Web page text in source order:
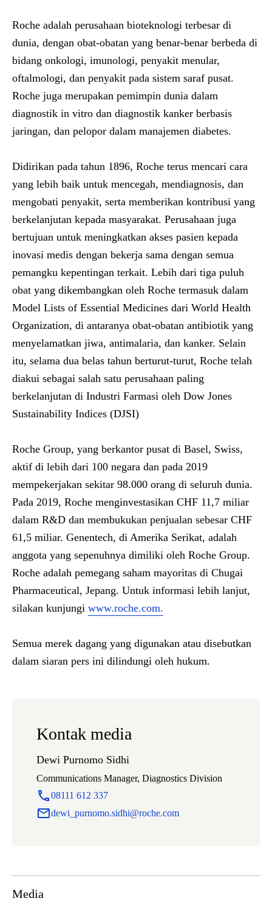
Roche adalah perusahaan bioteknologi terbesar di
dunia, dengan obat-obatan yang benar-benar berbeda di
bidang onkologi, imunologi, penyakit menular,
oftalmologi, dan penyakit pada sistem saraf pusat.
Roche juga merupakan pemimpin dunia dalam
diagnostik in vitro dan diagnostik kanker berbasis
jaringan, dan pelopor dalam manajemen diabetes.
Didirikan pada tahun 1896, Roche terus mencari cara
yang lebih baik untuk mencegah, mendiagnosis, dan
mengobati penyakit, serta memberikan kontribusi yang
berkelanjutan kepada masyarakat. Perusahaan juga
bertujuan untuk meningkatkan akses pasien kepada
inovasi medis dengan bekerja sama dengan semua
pemangku kepentingan terkait. Lebih dari tiga puluh
obat yang dikembangkan oleh Roche termasuk dalam
Model Lists of Essential Medicines dari World Health
Organization, di antaranya obat-obatan antibiotik yang
menyelamatkan jiwa, antimalaria, dan kanker. Selain
itu, selama dua belas tahun berturut-turut, Roche telah
diakui sebagai salah satu perusahaan paling
berkelanjutan di Industri Farmasi oleh Dow Jones
Sustainability Indices (DJSI)
Roche Group, yang berkantor pusat di Basel, Swiss,
aktif di lebih dari 100 negara dan pada 2019
mempekerjakan sekitar 98.000 orang di seluruh dunia.
Pada 2019, Roche menginvestasikan CHF 11,7 miliar
dalam R&D dan membukukan penjualan sebesar CHF
61,5 miliar. Genentech, di Amerika Serikat, adalah
anggota yang sepenuhnya dimiliki oleh Roche Group.
Roche adalah pemegang saham mayoritas di Chugai
Pharmaceutical, Jepang. Untuk informasi lebih lanjut,
silakan kunjungi www.roche.com.
Semua merek dagang yang digunakan atau disebutkan
dalam siaran pers ini dilindungi oleh hukum.
Kontak media
Dewi Purnomo Sidhi
Communications Manager, Diagnostics Division
08111 612 337
dewi_purnomo.sidhi@roche.com
Media